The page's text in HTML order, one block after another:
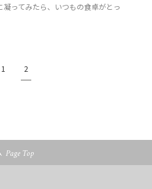
ってみたら、いつもの食卓がとっ
1 2
Page Top